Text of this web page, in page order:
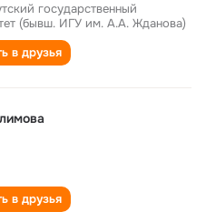
государственный
(бывш. ИГУ им. А.А. Жданова)
в друзья
в друзья